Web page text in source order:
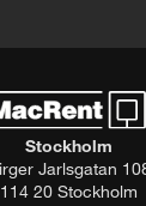
Stockholm
Jarlsgatan
114 20 Stockholm